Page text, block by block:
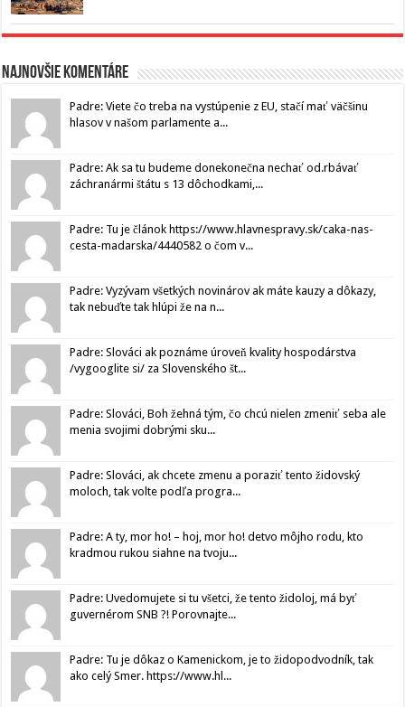
Najnovšie komentáre
Padre: Viete čo treba na vystúpenie z EU, stačí mať väčšinu
hlasov v našom parlamente a...
Padre: Ak sa tu budeme donekonečna nechať od.rbávať
záchranármi štátu s 13 dôchodkami,...
Padre: Tu je článok https://www.hlavnespravy.sk/caka-nas-
cesta-madarska/4440582 o čom v...
Padre: Vyzývam všetkých novinárov ak máte kauzy a dôkazy,
tak nebuďte tak hlúpi že na n...
Padre: Slováci ak poznáme úroveň kvality hospodárstva
/vygooglite si/ za Slovenského št...
Padre: Slováci, Boh žehná tým, čo chcú nielen zmeniť seba ale
menia svojimi dobrými sku...
Padre: Slováci, ak chcete zmenu a poraziť tento židovský
moloch, tak volte podľa progra...
Padre: A ty, mor ho! – hoj, mor ho! detvo môjho rodu, kto
kradmou rukou siahne na tvoju...
Padre: Uvedomujete si tu všetci, že tento židoloj, má byť
guvernérom SNB ?! Porovnajte...
Padre: Tu je dôkaz o Kamenickom, je to židopodvodník, tak
ako celý Smer. https://www.hl...